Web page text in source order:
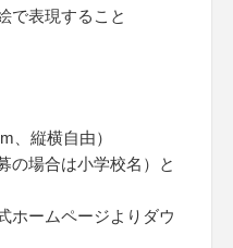
で表現すること
、縦横自由）
の場合は小学校名）と
ホームページよりダウ